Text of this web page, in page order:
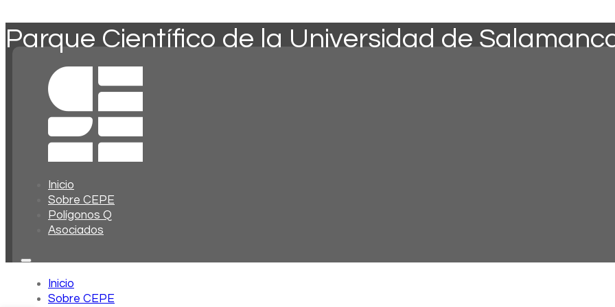
Inicio
Sobre CEPE
Polígonos Q
Asociados
Inicio
Sobre CEPE
Parque Científico de la Universidad de